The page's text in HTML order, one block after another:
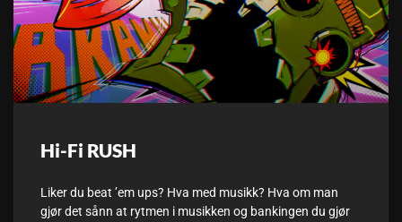
Hi-Fi RUSH
Liker du beat ’em ups? Hva med musikk? Hva om man
gjør det sånn at rytmen i musikken og bankingen du gjør